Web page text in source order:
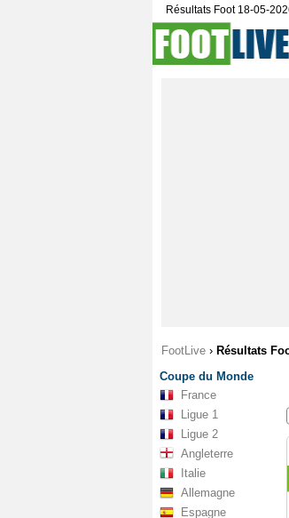
Résultats Foot 18-05-
FootLive › Résultats
Coupe du Monde
France
Ligue 1
Ligue 2
Angleterre
Italie
Allemagne
Espagne